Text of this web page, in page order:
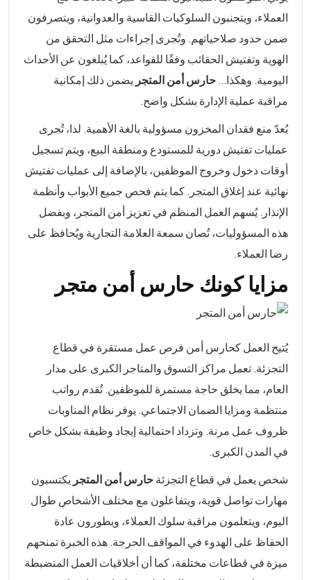
العملاء، ويتجنبون السلوكيات القاسية والعدوانية، ويتصرفون
ضمن حدود صلاحياتهم. وتُجرى إجراءات مثل التحقق من
الهوية وتفتيش الحقائب وفقًا للقواعد، كما يُبلغون عن الأحداث
اليومية. وهكذا...حارس أمن المتجر يضمن ذلك إمكانية
مراقبة عملية الإدارة بشكل واضح.
يُعدّ منع فقدان المخزون مسؤولية بالغة الأهمية. لذا، تُجرى
عمليات تفتيش دورية للمستودع ومنطقة البيع، ويتم تسجيل
أوقات دخول وخروج الموظفين، بالإضافة إلى عمليات تفتيش
نهائية عند إغلاق المتجر. كما يتم فحص جميع الأبواب وأنظمة
الإنذار. يُسهم العمل المنظم في تعزيز أمن المتجر، وبفضل
هذه المسؤوليات، تُصان سمعة العلامة التجارية ويُحافظ على
رضا العملاء.
مزايا كونك حارس أمن متجر
يُتيح العمل كحارس أمن فرص عمل مستقرة في قطاع
التجزئة. تعمل مراكز التسوق والمتاجر الكبرى على مدار
العام، مما يخلق حاجة مستمرة للموظفين. تُقدم رواتب
منتظمة ومزايا الضمان الاجتماعي. يوفر نظام المناوبات
ظروف عمل مرنة. وتزداد احتمالية إيجاد وظيفة بشكل خاص
في المدن الكبرى.
شخص يعمل في قطاع التجزئةحارس أمن المتجر يكتسبون
مهارات تواصل قوية، ويتفاعلون مع مختلف الأشخاص طوال
اليوم، ويتعلمون مراقبة سلوك العملاء، ويطورون عادة
الحفاظ على الهدوء في المواقف الحرجة. هذه الخبرة تمنحهم
ميزة في قطاعات مختلفة، كما أن أخلاقيات العمل المنضبطة